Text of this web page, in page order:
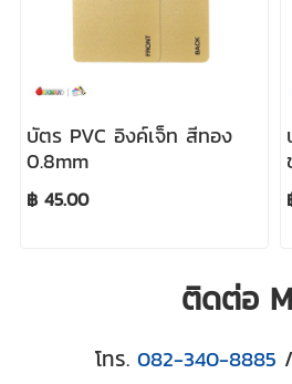
บัตร PVC อิงค์เจ็ท สีทอง
0.8mm
฿ 45.00
ติดต่อ
โทร. 082-340-8885 /